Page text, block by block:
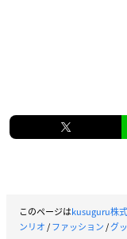
このページはkusuguru株
ンリオ/ファッション/グ